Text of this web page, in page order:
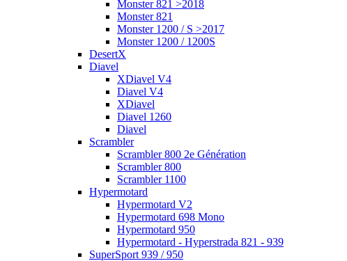
Monster 821 >2018
Monster 821
Monster 1200 / S >2017
Monster 1200 / 1200S
DesertX
Diavel
XDiavel V4
Diavel V4
XDiavel
Diavel 1260
Diavel
Scrambler
Scrambler 800 2e Génération
Scrambler 800
Scrambler 1100
Hypermotard
Hypermotard V2
Hypermotard 698 Mono
Hypermotard 950
Hypermotard - Hyperstrada 821 - 939
SuperSport 939 / 950